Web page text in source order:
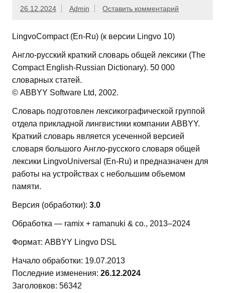
26.12.2024 Admin Оставить комментарий
LingvoCompact (En-Ru) (к версии Lingvo 10)
Англо-русский краткий словарь общей лексики (The
Compact English-Russian Dictionary). 50 000
словарных статей.
© ABBYY Software Ltd, 2002.
Словарь подготовлен лексикографической группой
отдела прикладной лингвистики компании ABBYY.
Краткий словарь является усеченной версией
словаря большого Англо-русского словаря общей
лексики LingvoUniversal (En-Ru) и предназначен для
работы на устройствах с небольшим объемом
памяти.
Версия (обработки): 3.0
Обработка — ramix + ramanuki & co., 2013–2024
Формат: ABBYY Lingvo DSL
Начало обработки: 19.07.2013
Последние изменения: 26.12.2024
Заголовков: 56342